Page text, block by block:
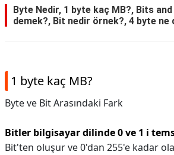
Byte Nedir, 1 byte kaç MB?, Bits
demek?, Bit nedir örnek?, 4 byte ne
1 byte kaç MB?
Byte ve Bit Arasındaki Fark
Bitler bilgisayar dilinde 0 ve 1 i
Bit'ten oluşur ve 0'dan 255'e kadar